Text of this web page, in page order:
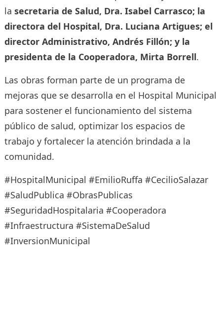
la secretaria de Salud, Dra. Isabel Carrasco; la
directora del Hospital, Dra. Luciana Artigues; el
director Administrativo, Andrés Fillón; y la
presidenta de la Cooperadora, Mirta Borrell.
Las obras forman parte de un programa de
mejoras que se desarrolla en el Hospital Municipal
para sostener el funcionamiento del sistema
público de salud, optimizar los espacios de
trabajo y fortalecer la atención brindada a la
comunidad.
#HospitalMunicipal #EmilioRuffa #CecilioSalazar
#SaludPublica #ObrasPublicas
#SeguridadHospitalaria #Cooperadora
#Infraestructura #SistemaDeSalud
#InversionMunicipal